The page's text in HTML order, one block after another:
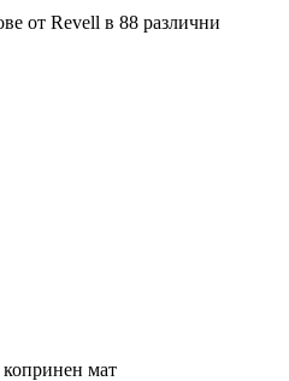
от Revell в 88 различни
мат